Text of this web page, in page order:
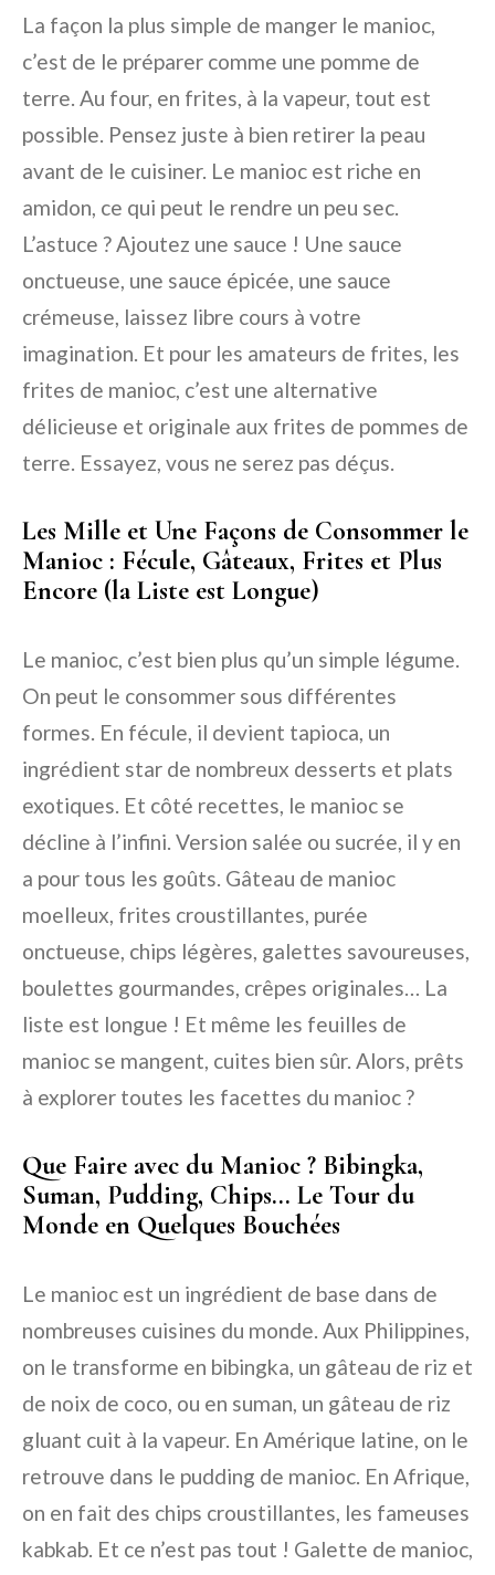
La façon la plus simple de manger le manioc,
c’est de le préparer comme une pomme de
terre. Au four, en frites, à la vapeur, tout est
possible. Pensez juste à bien retirer la peau
avant de le cuisiner. Le manioc est riche en
amidon, ce qui peut le rendre un peu sec.
L’astuce ? Ajoutez une sauce ! Une sauce
onctueuse, une sauce épicée, une sauce
crémeuse, laissez libre cours à votre
imagination. Et pour les amateurs de frites, les
frites de manioc, c’est une alternative
délicieuse et originale aux frites de pommes de
terre. Essayez, vous ne serez pas déçus.
Les Mille et Une Façons de Consommer le
Manioc : Fécule, Gâteaux, Frites et Plus
Encore (la Liste est Longue)
Le manioc, c’est bien plus qu’un simple légume.
On peut le consommer sous différentes
formes. En fécule, il devient tapioca, un
ingrédient star de nombreux desserts et plats
exotiques. Et côté recettes, le manioc se
décline à l’infini. Version salée ou sucrée, il y en
a pour tous les goûts. Gâteau de manioc
moelleux, frites croustillantes, purée
onctueuse, chips légères, galettes savoureuses,
boulettes gourmandes, crêpes originales… La
liste est longue ! Et même les feuilles de
manioc se mangent, cuites bien sûr. Alors, prêts
à explorer toutes les facettes du manioc ?
Que Faire avec du Manioc ? Bibingka,
Suman, Pudding, Chips… Le Tour du
Monde en Quelques Bouchées
Le manioc est un ingrédient de base dans de
nombreuses cuisines du monde. Aux Philippines,
on le transforme en bibingka, un gâteau de riz et
de noix de coco, ou en suman, un gâteau de riz
gluant cuit à la vapeur. En Amérique latine, on le
retrouve dans le pudding de manioc. En Afrique,
on en fait des chips croustillantes, les fameuses
kabkab. Et ce n’est pas tout ! Galette de manioc,